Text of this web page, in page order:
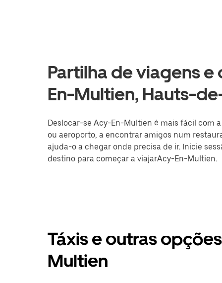
Partilha de viagens
En-Multien, Hauts-
Deslocar-se Acy-En-Multien é mais fácil com
ou aeroporto, a encontrar amigos num
ajuda-o a chegar onde precisa de ir. Inicie
destino para começar a viajarAcy-En-Multien.
Táxis e outras
Multien